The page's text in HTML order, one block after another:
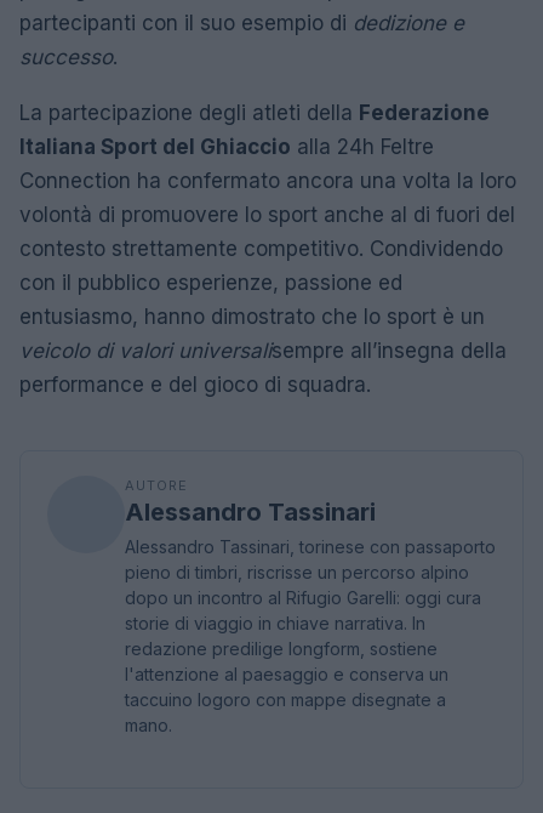
partecipanti con il suo esempio di dedizione e
successo.
La partecipazione degli atleti della Federazione
Italiana Sport del Ghiaccio alla 24h Feltre
Connection ha confermato ancora una volta la loro
volontà di promuovere lo sport anche al di fuori del
contesto strettamente competitivo. Condividendo
con il pubblico esperienze, passione ed
entusiasmo, hanno dimostrato che lo sport è un
veicolo di valori universalisempre all’insegna della
performance e del gioco di squadra.
AUTORE
Alessandro Tassinari
Alessandro Tassinari, torinese con passaporto
pieno di timbri, riscrisse un percorso alpino
dopo un incontro al Rifugio Garelli: oggi cura
storie di viaggio in chiave narrativa. In
redazione predilige longform, sostiene
l'attenzione al paesaggio e conserva un
taccuino logoro con mappe disegnate a
mano.